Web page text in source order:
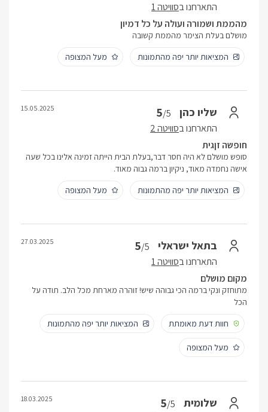
התארחנו בסוויטה 1
מהממת ושמורה ועולה על כל דמיון
מושלם בעלת הצימר מהממת קשובה
המציאות יותר יפה מהתמונות
מעל המצופה
שליו כהן 5/5
התארחנו בסוויטה 2
15.05.2025
חופשה זןגית
סופש מושלם לא היה חסר דבר,בעלת הבית הייתה זמינה אלינו בכל שעה
אישה נחמדה מאוד, ניקיון ברמה גבוה מאוד.
המציאות יותר יפה מהתמונות
מעל המצופה
בתאל ישראלי 5/5
התארחנו בסוויטה 1
27.03.2025
מקום מושלם
מתוחזק ונקי ברמה הכי גבוהה שיש! זוהרה מארחת מכל הלב. תודה על
הכל
חוות דעת מאומתת
המציאות יותר יפה מהתמונות
מעל המצופה
שלומית 5/5
18.03.2025